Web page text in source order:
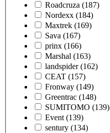
Roadcruza (187)
Nordexx (184)
Maxtrek (169)
Sava (167)
prinx (166)
Marshal (163)
landspider (162)
CEAT (157)
Fronway (149)
Greentrac (148)
SUMITOMO (139)
Event (139)
sentury (134)